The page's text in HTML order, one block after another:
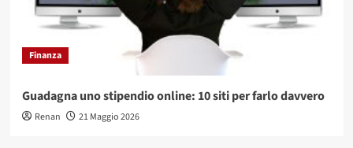
Finanza
Guadagna uno stipendio online: 10 siti per farlo davvero
Renan 21 Maggio 2026